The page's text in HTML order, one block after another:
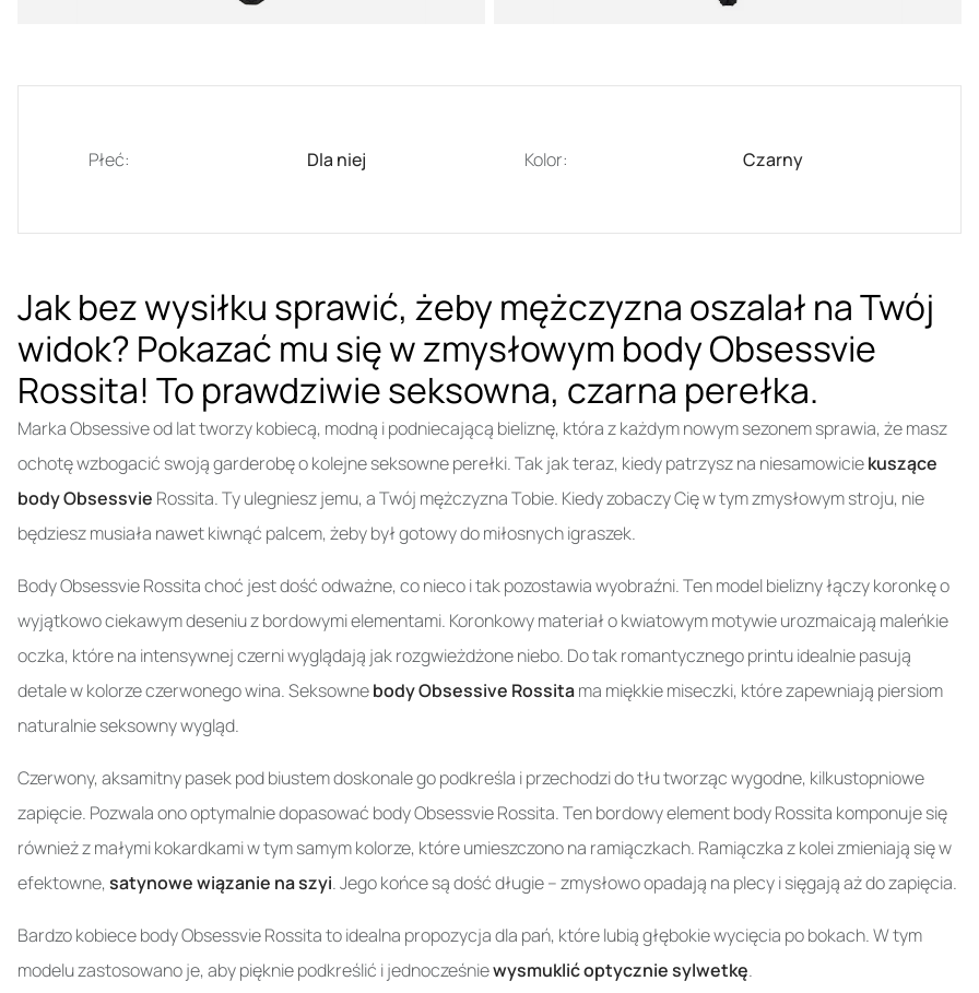
Płeć: Dla niej Kolor: Czarny
Jak bez wysiłku sprawić, żeby mężczyzna oszalał na Twój
widok? Pokazać mu się w zmysłowym body Obsessvie
Rossita! To prawdziwie seksowna, czarna perełka.
Marka Obsessive od lat tworzy kobiecą, modną i podniecającą bieliznę, która z każdym nowym sezonem sprawia, że masz
ochotę wzbogacić swoją garderobę o kolejne seksowne perełki. Tak jak teraz, kiedy patrzysz na niesamowiciekuszące
body Obsessvie Rossita. Ty ulegniesz jemu, a Twój mężczyzna Tobie. Kiedy zobaczy Cię w tym zmysłowym stroju, nie
będziesz musiała nawet kiwnąć palcem, żeby był gotowy do miłosnych igraszek.
Body Obsessvie Rossita choć jest dość odważne, co nieco i tak pozostawia wyobraźni. Ten model bielizny łączy koronkę o
wyjątkowo ciekawym deseniu z bordowymi elementami. Koronkowy materiał o kwiatowym motywie urozmaicają maleńkie
oczka, które na intensywnej czerni wyglądają jak rozgwieżdżone niebo. Do tak romantycznego printu idealnie pasują
detale w kolorze czerwonego wina. Seksownebody Obsessive Rossitama miękkie miseczki, które zapewniają piersiom
naturalnie seksowny wygląd.
Czerwony, aksamitny pasek pod biustem doskonale go podkreśla i przechodzi do tłu tworząc wygodne, kilkustopniowe
zapięcie. Pozwala ono optymalnie dopasować body Obsessvie Rossita. Ten bordowy element body Rossita komponuje się
również z małymi kokardkami w tym samym kolorze, które umieszczono na ramiączkach. Ramiączka z kolei zmieniają się w
efektowne, satynowe wiązanie na szyi. Jego końce są dość długie – zmysłowo opadają na plecy i sięgają aż do zapięcia.
Bardzo kobiece body Obsessvie Rossita to idealna propozycja dla pań, które lubią głębokie wycięcia po bokach. W tym
modelu zastosowano je, aby pięknie podkreślić i jednocześniewysmuklić optycznie sylwetkę.